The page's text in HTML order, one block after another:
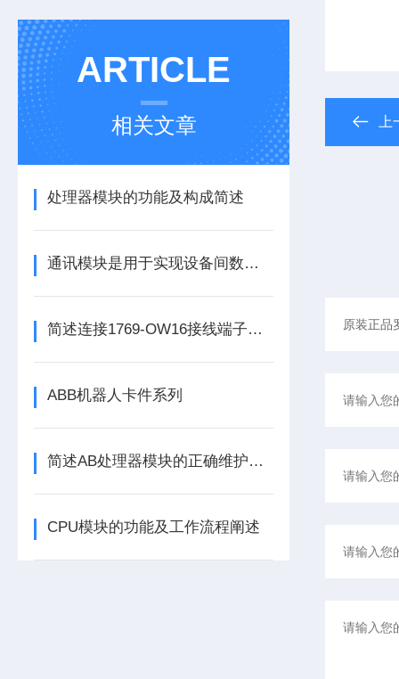
ARTICLE
相关文章
处理器模块的功能及构成简述
通讯模块是用于实现设备间数据传输与通信的集成化硬件组件
简述连接1769-OW16接线端子所需要注意的事项
ABB机器人卡件系列
简述AB处理器模块的正确维护保养方法
CPU模块的功能及工作流程阐述